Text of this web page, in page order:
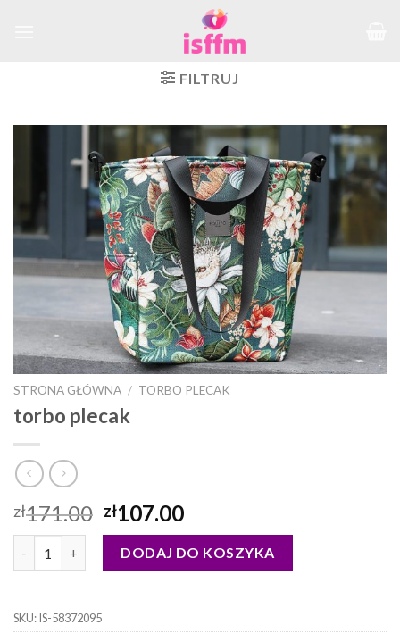
FILTRUJ
STRONA GŁÓWNA / TORBO PLECAK
torbo plecak
zł171.00 zł107.00
DODAJ DO KOSZYKA
SKU:IS-58372095